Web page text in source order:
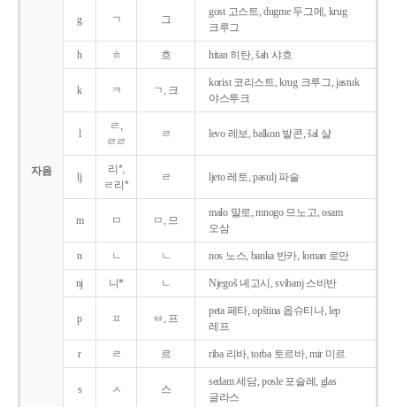
자음
g ㄱ 그
gost 고스트, dugme 두그메, krug
크루그
h ㅎ 흐 hitan 히탄, šah 샤흐
k ㅋ ㄱ, 크
korist 코리스트, krug 크루그, jastuk
야스투크
l
ㄹ,
ㄹㄹ
ㄹ levo 레보, balkon 발콘, šal 샬
lj
리*,
ㄹ리*
ㄹ ljeto 레토, pasulj 파술
m ㅁ ㅁ, 므
malo 말로, mnogo 므노고, osam
오삼
n ㄴ ㄴ nos 노스, banka 반카, loman 로만
nj 니* ㄴ Njegoš 녜고시, svibanj 스비반
p ㅍ ㅂ, 프
peta 페타, opština 옵슈티나, lep
레프
r ㄹ 르 riba 리바, torba 토르바, mir 미르
s ㅅ 스
sedam 세담, posle 포슬레, glas
글라스